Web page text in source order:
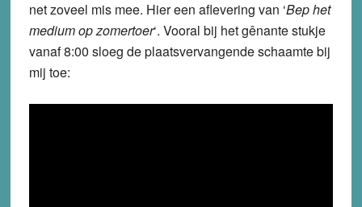
net zoveel mis mee. Hier een aflevering van ‘Bep het
medium op zomertoer‘. Vooral bij het gênante stukje
vanaf 8:00 sloeg de plaatsvervangende schaamte bij
mij toe: